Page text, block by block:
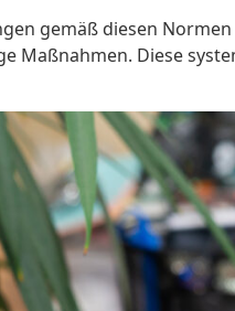
gemäß diesen
Maßnahmen. Diese